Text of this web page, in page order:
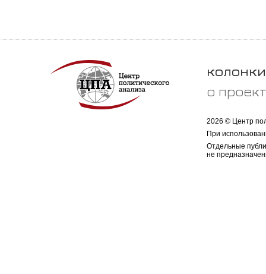
колонки
о
2026 © Центр
При
Отдельные
не